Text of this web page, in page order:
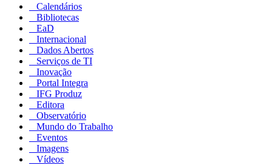
Calendários
Bibliotecas
EaD
Internacional
Dados Abertos
Serviços de TI
Inovação
Portal Integra
IFG Produz
Editora
Observatório
Mundo do Trabalho
Eventos
Imagens
Vídeos